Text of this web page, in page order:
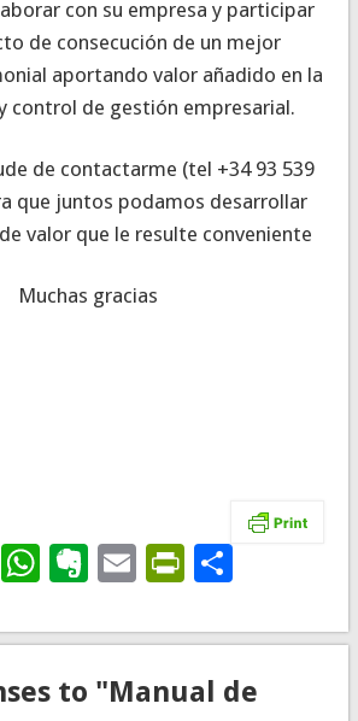
con su empresa y participar
de consecución de un mejor
aportando valor añadido en la
control de gestión empresarial.
de contactarme (tel +34 93 539
que juntos podamos desarrollar
valor que le resulte conveniente
Muchas gracias
WhatsApp
Evernote
Email
to "Manual de